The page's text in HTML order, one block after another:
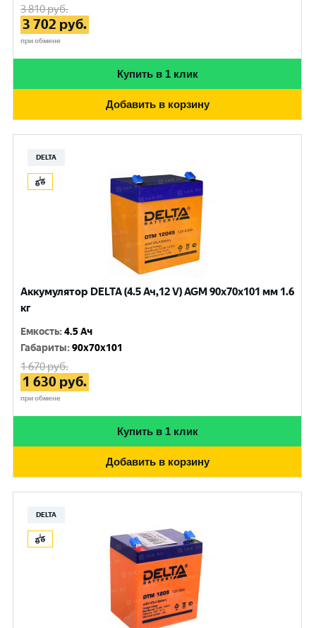
3 810руб.
3 702 руб.
при обмене
Купить в 1 клик
Добавить в корзину
DELTA
Аккумулятор DELTA (4.5 Ач,12 V) AGM 90x70x101 мм 1.6
кг
Емкость:4.5 Ач
Габариты:90x70x101
1 670руб.
1 630 руб.
при обмене
Купить в 1 клик
Добавить в корзину
DELTA